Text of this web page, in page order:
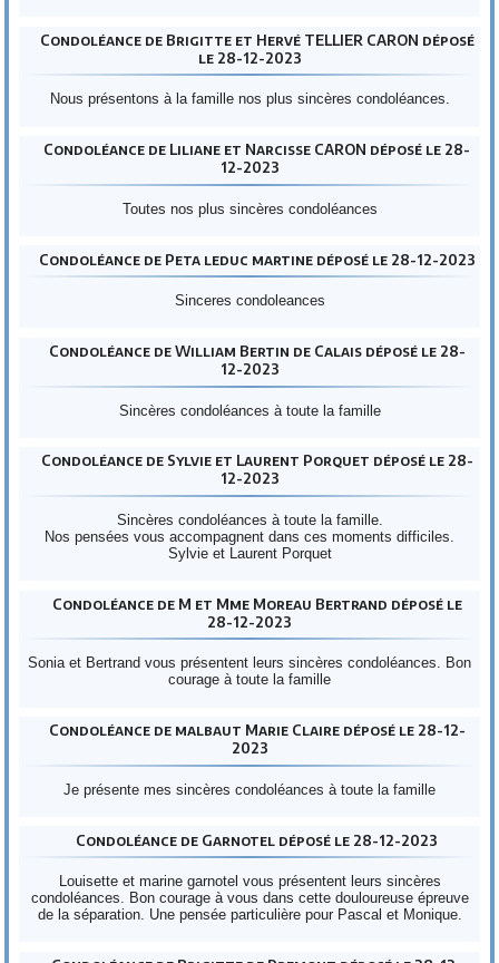
Condoléance de Brigitte et Hervé TELLIER CARON déposé
le 28-12-2023
Nous présentons à la famille nos plus sincères condoléances.
Condoléance de Liliane et Narcisse CARON déposé le 28-
12-2023
Toutes nos plus sincères condoléances
Condoléance de Peta leduc martine déposé le 28-12-2023
Sinceres condoleances
Condoléance de William Bertin de Calais déposé le 28-
12-2023
Sincères condoléances à toute la famille
Condoléance de Sylvie et Laurent Porquet déposé le 28-
12-2023
Sincères condoléances à toute la famille.
Nos pensées vous accompagnent dans ces moments difficiles.
Sylvie et Laurent Porquet
Condoléance de M et Mme Moreau Bertrand déposé le
28-12-2023
Sonia et Bertrand vous présentent leurs sincères condoléances. Bon
courage à toute la famille
Condoléance de malbaut Marie Claire déposé le 28-12-
2023
Je présente mes sincères condoléances à toute la famille
Condoléance de Garnotel déposé le 28-12-2023
Louisette et marine garnotel vous présentent leurs sincères
condoléances. Bon courage à vous dans cette douloureuse épreuve
de la séparation. Une pensée particulière pour Pascal et Monique.